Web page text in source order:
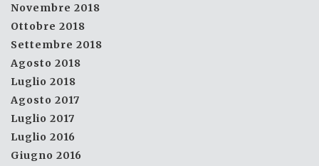
Novembre 2018
Ottobre 2018
Settembre 2018
Agosto 2018
Luglio 2018
Agosto 2017
Luglio 2017
Luglio 2016
Giugno 2016